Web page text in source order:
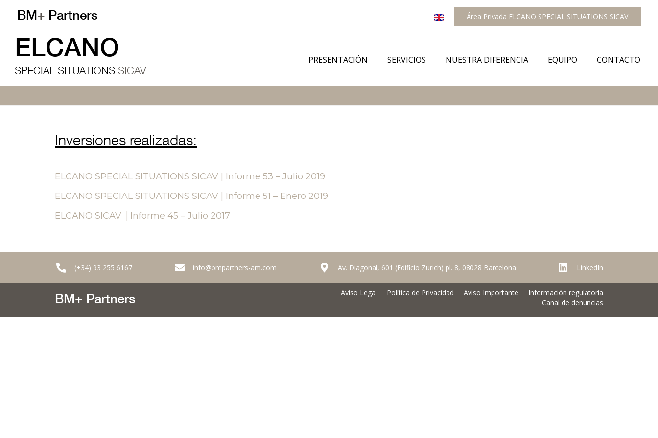
BM+ Partners Área Privada ELCANO SPECIAL SITUATIONS SICAV
ELCANO
SPECIAL SITUATIONS SICAV
PRESENTACIÓN SERVICIOS NUESTRA DIFERENCIA EQUIPO CONTACTO
Inversiones realizadas:
ELCANO SPECIAL SITUATIONS SICAV | Informe 53 – Julio 2019
ELCANO SPECIAL SITUATIONS SICAV | Informe 51 – Enero 2019
ELCANO SICAV │Informe 45 – Julio 2017
(+34) 93 255 6167 info@bmpartners-am.com Av. Diagonal, 601 (Edificio Zurich) pl. 8, 08028 Barcelona LinkedIn
BM+ Partners
Aviso Legal Política de Privacidad Aviso Importante
Información regulatoria
Canal de denuncias